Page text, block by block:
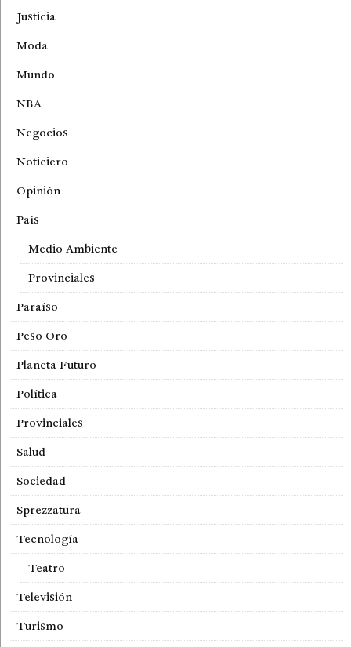
Justicia
Moda
Mundo
NBA
Negocios
Noticiero
Opinión
País
Medio Ambiente
Provinciales
Paraíso
Peso Oro
Planeta Futuro
Política
Provinciales
Salud
Sociedad
Sprezzatura
Tecnología
Teatro
Televisión
Turismo